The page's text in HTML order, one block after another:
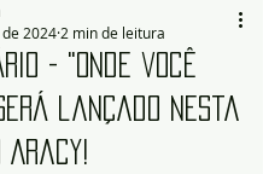
- "Onde você
lançado nesta
Aracy!
2024 2 min de leitura